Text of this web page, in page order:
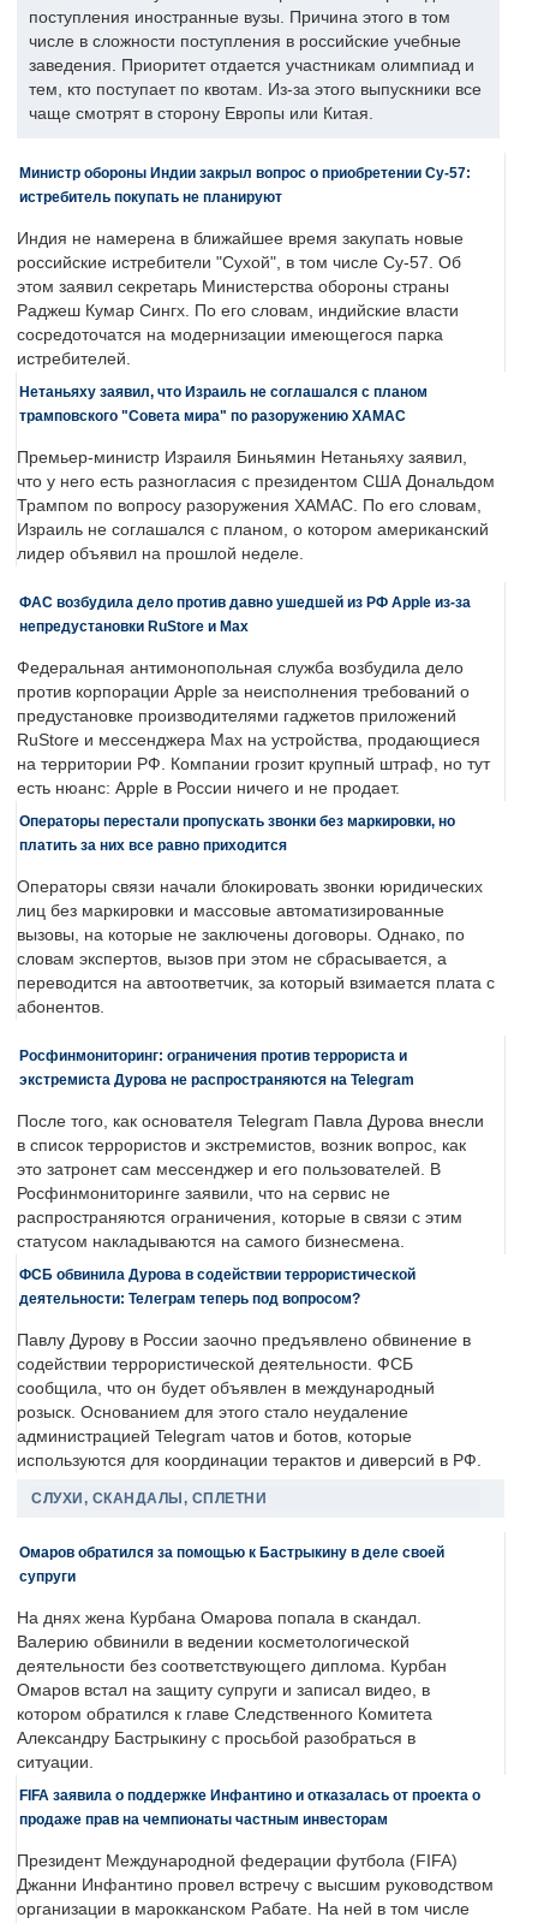
поступления иностранные вузы. Причина этого в том
числе в сложности поступления в российские учебные
заведения. Приоритет отдается участникам олимпиад и
тем, кто поступает по квотам. Из-за этого выпускники все
чаще смотрят в сторону Европы или Китая.
Министр обороны Индии закрыл вопрос о приобретении Су-57:
истребитель покупать не планируют
Индия не намерена в ближайшее время закупать новые
российские истребители "Сухой", в том числе Су-57. Об
этом заявил секретарь Министерства обороны страны
Раджеш Кумар Сингх. По его словам, индийские власти
сосредоточатся на модернизации имеющегося парка
истребителей.
Нетаньяху заявил, что Израиль не соглашался с планом
трамповского "Совета мира" по разоружению ХАМАС
Премьер-министр Израиля Биньямин Нетаньяху заявил,
что у него есть разногласия с президентом США Дональдом
Трампом по вопросу разоружения ХАМАС. По его словам,
Израиль не соглашался с планом, о котором американский
лидер объявил на прошлой неделе.
ФАС возбудила дело против давно ушедшей из РФ Apple из-за
непредустановки RuStore и Max
Федеральная антимонопольная служба возбудила дело
против корпорации Apple за неисполнения требований о
предустановке производителями гаджетов приложений
RuStore и мессенджера Max на устройства, продающиеся
на территории РФ. Компании грозит крупный штраф, но тут
есть нюанс: Apple в России ничего и не продает.
Операторы перестали пропускать звонки без маркировки, но
платить за них все равно приходится
Операторы связи начали блокировать звонки юридических
лиц без маркировки и массовые автоматизированные
вызовы, на которые не заключены договоры. Однако, по
словам экспертов, вызов при этом не сбрасывается, а
переводится на автоответчик, за который взимается плата с
абонентов.
Росфинмониторинг: ограничения против террориста и
экстремиста Дурова не распространяются на Telegram
После того, как основателя Telegram Павла Дурова внесли
в список террористов и экстремистов, возник вопрос, как
это затронет сам мессенджер и его пользователей. В
Росфинмониторинге заявили, что на сервис не
распространяются ограничения, которые в связи с этим
статусом накладываются на самого бизнесмена.
ФСБ обвинила Дурова в содействии террористической
деятельности: Телеграм теперь под вопросом?
Павлу Дурову в России заочно предъявлено обвинение в
содействии террористической деятельности. ФСБ
сообщила, что он будет объявлен в международный
розыск. Основанием для этого стало неудаление
администрацией Telegram чатов и ботов, которые
используются для координации терактов и диверсий в РФ.
СЛУХИ, СКАНДАЛЫ, СПЛЕТНИ
Омаров обратился за помощью к Бастрыкину в деле своей
супруги
На днях жена Курбана Омарова попала в скандал.
Валерию обвинили в ведении косметологической
деятельности без соответствующего диплома. Курбан
Омаров встал на защиту супруги и записал видео, в
котором обратился к главе Следственного Комитета
Александру Бастрыкину с просьбой разобраться в
ситуации.
FIFA заявила о поддержке Инфантино и отказалась от проекта о
продаже прав на чемпионаты частным инвесторам
Президент Международной федерации футбола (FIFA)
Джанни Инфантино провел встречу с высшим руководством
организации в марокканском Рабате. На ней в том числе